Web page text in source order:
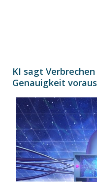
KI sagt
Genauigkeit voraus